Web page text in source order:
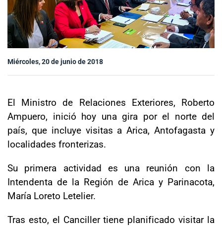
Subsecretaría de Relaciones Económicas
Internacionales
Sala de prensa
Miércoles, 20 de junio de 2018
El Ministro de Relaciones Exteriores, Roberto
Ampuero, inició hoy una gira por el norte del
país, que incluye visitas a Arica, Antofagasta y
localidades fronterizas.
Su primera actividad es una reunión con la
Intendenta de la Región de Arica y Parinacota,
María Loreto Letelier.
Tras esto, el Canciller tiene planificado visitar la